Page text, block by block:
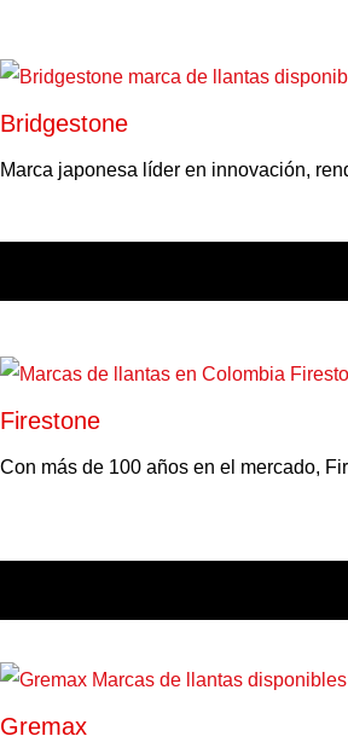
Bridgestone
Marca japonesa líder en innovación,
Firestone
Con más de 100 años en el mercado,
Gremax